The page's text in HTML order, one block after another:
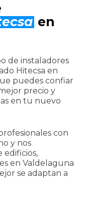
en
de instaladores
Hitecsa en
puedes confiar
precio y
en tu nuevo
con
y nos
edificios,
en Valdelaguna
se adaptan a